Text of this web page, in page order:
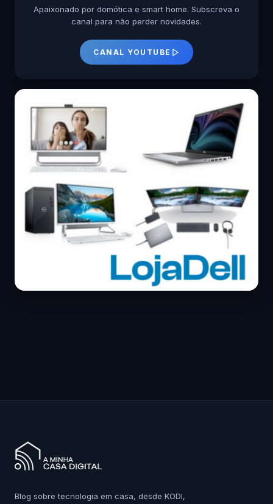
Apaixonado por domótica e smart home. Subscreva o
canal para não perder novidades.
CANAL YOUTUBE
Blog sobre tecnologia em casa, desde KODI,